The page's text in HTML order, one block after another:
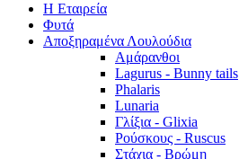
Η Εταιρεία
Φυτά
Αποξηραμένα Λουλούδια
Αμάρανθοι
Lagurus - Bunny tails
Phalaris
Lunaria
Γλίξια - Glixia
Ρούσκους - Ruscus
Στάχια - Βρώμη